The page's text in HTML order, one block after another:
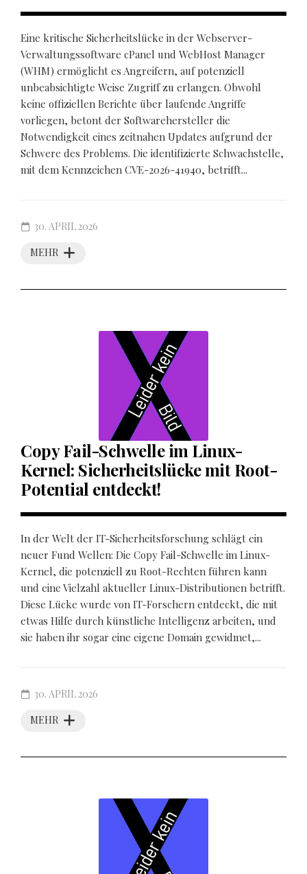
Eine kritische Sicherheitslücke in der Webserver-
Verwaltungssoftware cPanel und WebHost Manager
(WHM) ermöglicht es Angreifern, auf potenziell
unbeabsichtigte Weise Zugriff zu erlangen. Obwohl
keine offiziellen Berichte über laufende Angriffe
vorliegen, betont der Softwarehersteller die
Notwendigkeit eines zeitnahen Updates aufgrund der
Schwere des Problems. Die identifizierte Schwachstelle,
mit dem Kennzeichen CVE-2026-41940, betrifft...
MEHR
30. APRIL 2026
Copy Fail-Schwelle im Linux-
Kernel: Sicherheitslücke mit Root-
Potential entdeckt!
In der Welt der IT-Sicherheitsforschung schlägt ein
neuer Fund Wellen: Die Copy Fail-Schwelle im Linux-
Kernel, die potenziell zu Root-Rechten führen kann
und eine Vielzahl aktueller Linux-Distributionen betrifft.
Diese Lücke wurde von IT-Forschern entdeckt, die mit
etwas Hilfe durch künstliche Intelligenz arbeiten, und
sie haben ihr sogar eine eigene Domain gewidmet,...
MEHR
30. APRIL 2026